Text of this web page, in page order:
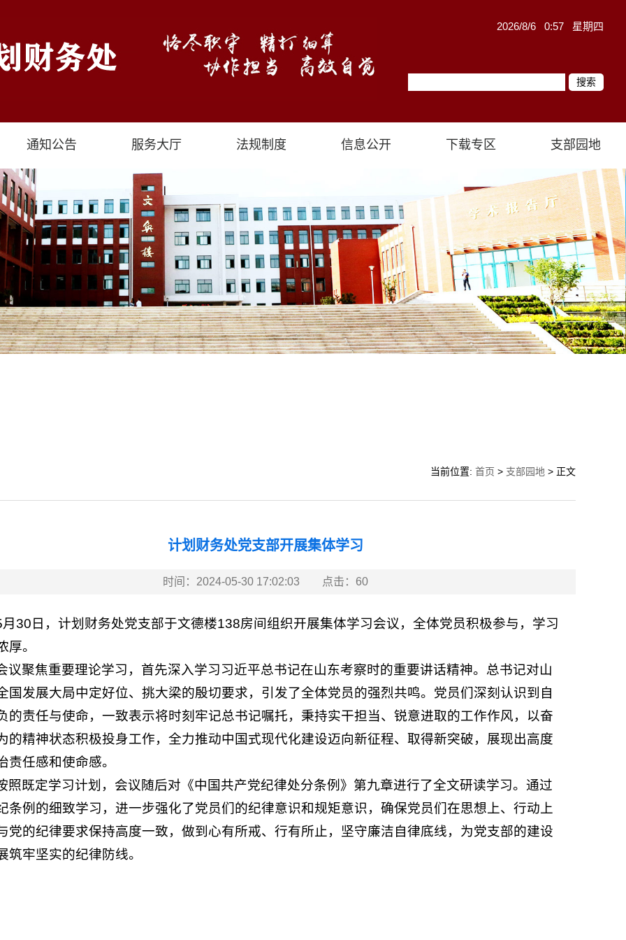
2026/8/6 0:57 星期四
通知公告 服务大厅 法规制度 信息公开 下载专区 支部园地
当前位置: 首页 > 支部园地 > 正文
计划财务处党支部开展集体学习
时间：2024-05-30 17:02:03 点击： 60
月30日，计划财务处党支部于文德楼138房间组织开展集体学习会议，全体党员积极参与，学习
厚。
议聚焦重要理论学习，首先深入学习习近平总书记在山东考察时的重要讲话精神。总书记对山
国发展大局中定好位、挑大梁的殷切要求，引发了全体党员的强烈共鸣。党员们深刻认识到自
的责任与使命，一致表示将时刻牢记总书记嘱托，秉持实干担当、锐意进取的工作作风，以奋
的精神状态积极投身工作，全力推动中国式现代化建设迈向新征程、取得新突破，展现出高度
责任感和使命感。
照既定学习计划，会议随后对《中国共产党纪律处分条例》第九章进行了全文研读学习。通过
条例的细致学习，进一步强化了党员们的纪律意识和规矩意识，确保党员们在思想上、行动上
党的纪律要求保持高度一致，做到心有所戒、行有所止，坚守廉洁自律底线，为党支部的建设
筑牢坚实的纪律防线。